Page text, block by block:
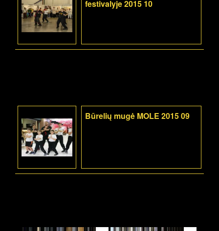
festivalyje 2015 10
Būrelių mugė MOLE 2015 09